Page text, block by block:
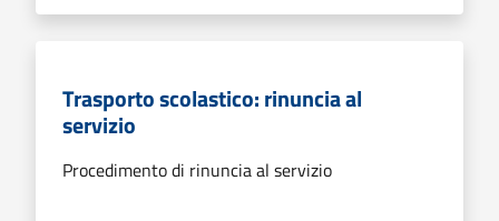
Trasporto scolastico: rinuncia al
servizio
Procedimento di rinuncia al servizio